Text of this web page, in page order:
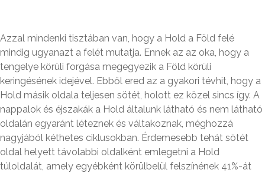
Azzal mindenki tisztában van, hogy a Hold a Föld felé
mindig ugyanazt a felét mutatja. Ennek az az oka, hogy a
tengelye körüli forgása megegyezik a Föld körüli
keringésének idejével. Ebből ered az a gyakori tévhit, hogy a
Hold másik oldala teljesen sötét, holott ez közel sincs így. A
nappalok és éjszakák a Hold általunk látható és nem látható
oldalán egyaránt léteznek és váltakoznak, méghozzá
nagyjából kéthetes ciklusokban. Érdemesebb tehát sötét
oldal helyett távolabbi oldalként emlegetni a Hold
túloldalát, amely egyébként körülbelül felszínének 41%-át